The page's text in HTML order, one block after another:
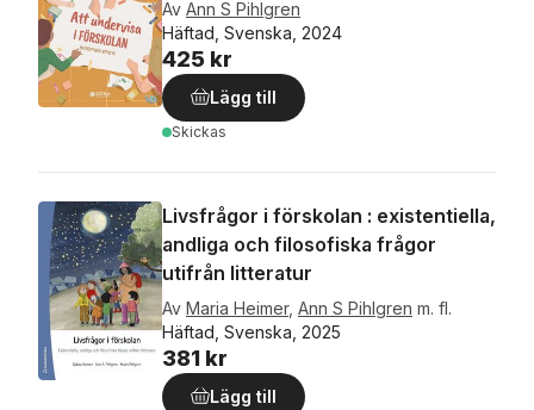
Av Ann S Pihlgren
Häftad, Svenska, 2024
425 kr
Lägg till
Skickas
Livsfrågor i förskolan : existentiella,
andliga och filosofiska frågor
utifrån litteratur
Av Maria Heimer, Ann S Pihlgren m. fl.
Häftad, Svenska, 2025
381 kr
Lägg till